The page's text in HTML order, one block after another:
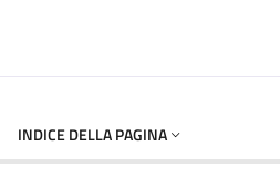
INDICE DELLA PAGINA